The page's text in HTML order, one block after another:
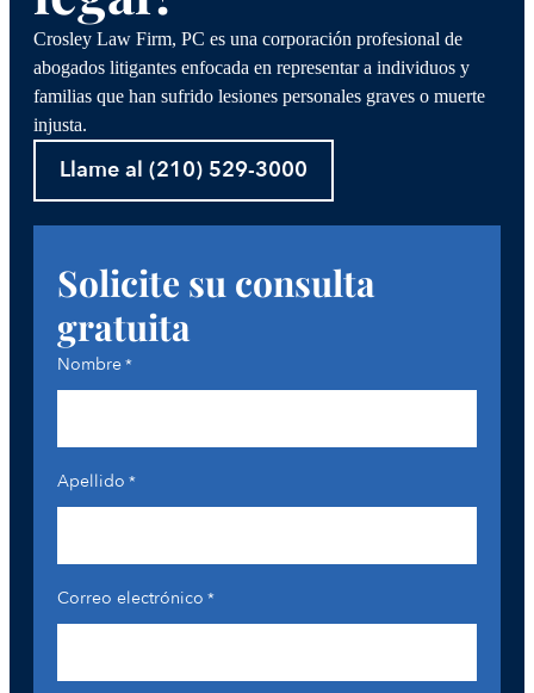
Crosley Law Firm, PC es una corporación profesional de
abogados litigantes enfocada en representar a individuos y
familias que han sufrido lesiones personales graves o muerte
injusta.
Llame al (210) 529-3000
Solicite su consulta
gratuita
Nombre*
Apellido *
Correo electrónico *